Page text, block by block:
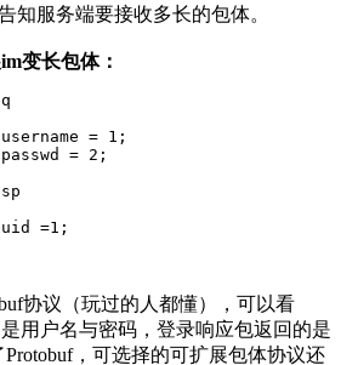
知服务端要接收多长的包体。
变长包体：
= 1;
= 2;
=1;
协议（玩过的人都懂），可以看
用户名与密码，登录响应包返回的是
，可选择的可扩展包体协议还